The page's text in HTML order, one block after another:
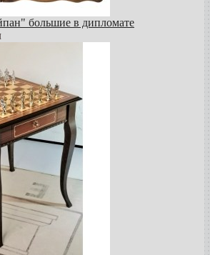
большие в дипломате